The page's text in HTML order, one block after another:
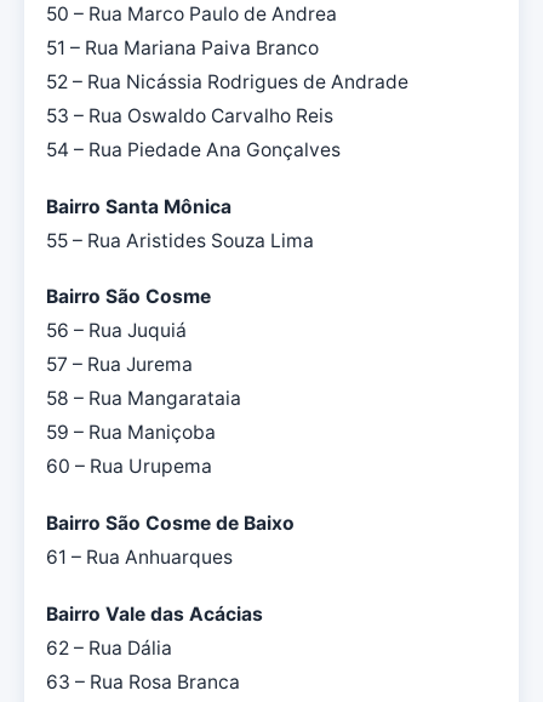
50 – Rua Marco Paulo de Andrea
51 – Rua Mariana Paiva Branco
52 – Rua Nicássia Rodrigues de Andrade
53 – Rua Oswaldo Carvalho Reis
54 – Rua Piedade Ana Gonçalves
Bairro Santa Mônica
55 – Rua Aristides Souza Lima
Bairro São Cosme
56 – Rua Juquiá
57 – Rua Jurema
58 – Rua Mangarataia
59 – Rua Maniçoba
60 – Rua Urupema
Bairro São Cosme de Baixo
61 – Rua Anhuarques
Bairro Vale das Acácias
62 – Rua Dália
63 – Rua Rosa Branca